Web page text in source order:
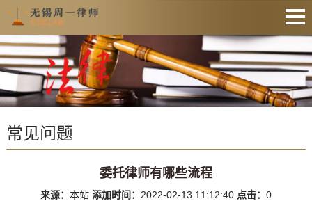
网站首页
法律资讯
业务范围
常见问题
委托律师有哪些流程
来源： 本站 添加时间： 2022-02-13 11:12:40 点击： 0